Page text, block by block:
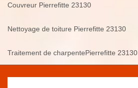
Couvreur Pierrefitte 23130
Nettoyage de toiture Pierrefitte 23130
Traitement de charpentePierrefitte 23130